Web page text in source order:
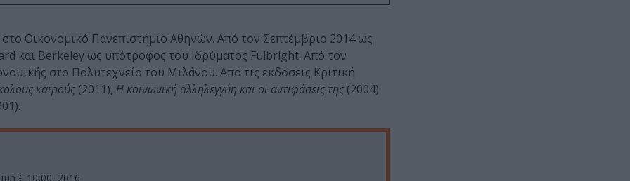
Οικονομικό Πανεπιστήμιο Αθηνών. Από τον Σεπτέμβριο 2014 ως
και Berkeley ως υπότροφος του Ιδρύματος Fulbright. Από τον
στο Πολυτεχνείο του Μιλάνου. Από τις εκδόσεις Κριτική
καιρούς (2011), Η κοινωνική αλληλεγγύη και οι αντιφάσεις της (2004)
€ 10,00, 2016